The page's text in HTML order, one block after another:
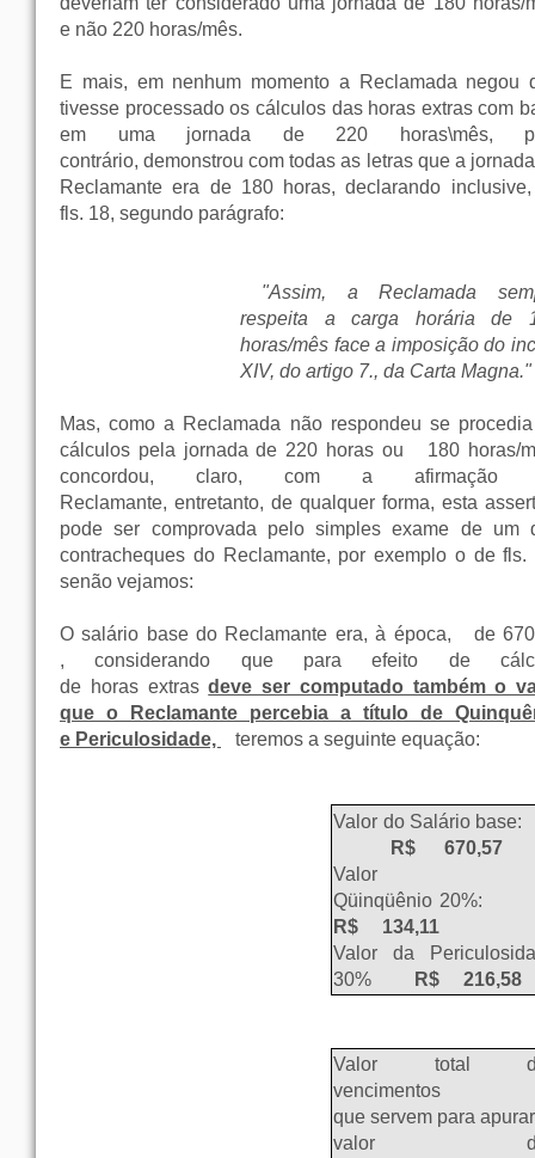
e não 220 horas/mês.
E mais, em nenhum momento a Reclamada negou
tivesse processado os cálculos das horas extras com
em uma jornada de 220 horas\mês,
contrário, demonstrou com todas as letras que a
Reclamante era de 180 horas, declarando
fls. 18, segundo parágrafo:
"Assim, a Reclamada
respeita a carga horária de
horas/mês face a imposição do
XIV, do artigo 7., da Carta Magna."
Mas, como a Reclamada não respondeu se
cálculos pela jornada de 220 horas ou 180 horas/
concordou, claro, com a afirmação
Reclamante, entretanto, de qualquer forma, esta
pode ser comprovada pelo simples exame de um
contracheques do Reclamante, por exemplo o de fls.
senão vejamos:
O salário base do Reclamante era, à época, de
, considerando que para efeito de
de horas extrasdeve ser computado também o
que o Reclamante percebia a título de
e Periculosidade,
teremos a seguinte equação:
Valor do Salário base:
R$ 670,57
Valor
Qüinqüênio 20%:
R$ 134,11
Valor da
30%
R$ 216,58
Valor total
vencimentos
que servem para
valor